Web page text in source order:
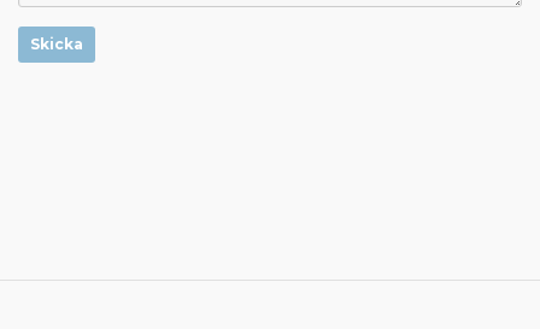
Skicka